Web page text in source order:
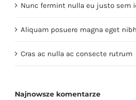
Nunc fermint nulla eu justo sem
Aliquam posuere magna eget nibh
Cras ac nulla ac consecte rutrum
Najnowsze komentarze